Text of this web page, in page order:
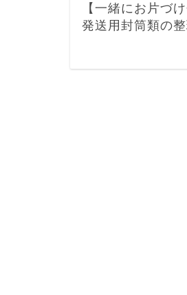
【一緒にお片づ
発送用封筒類の整